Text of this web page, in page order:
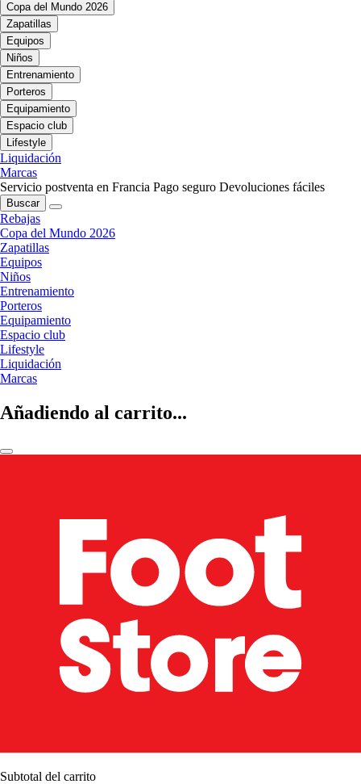
Copa del Mundo 2026
Zapatillas
Equipos
Niños
Entrenamiento
Porteros
Equipamiento
Espacio club
Lifestyle
Liquidación
Marcas
Servicio postventa en Francia Pago seguro Devoluciones fáciles
Buscar
Rebajas
Copa del Mundo 2026
Zapatillas
Equipos
Niños
Entrenamiento
Porteros
Equipamiento
Espacio club
Lifestyle
Liquidación
Marcas
Añadiendo al carrito...
Subtotal del carrito